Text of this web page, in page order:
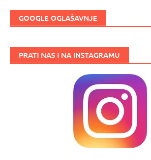
GOOGLE OGLAŠAVNJE
PRATI NAS I NA INSTAGRAMU